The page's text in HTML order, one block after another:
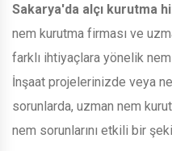
Sakarya'da alçı kurutma
nem kurutma firması ve
farklı ihtiyaçlara yönelik
İnşaat projelerinizde veya
sorunlarda, uzman nem
nem sorunlarını etkili bir